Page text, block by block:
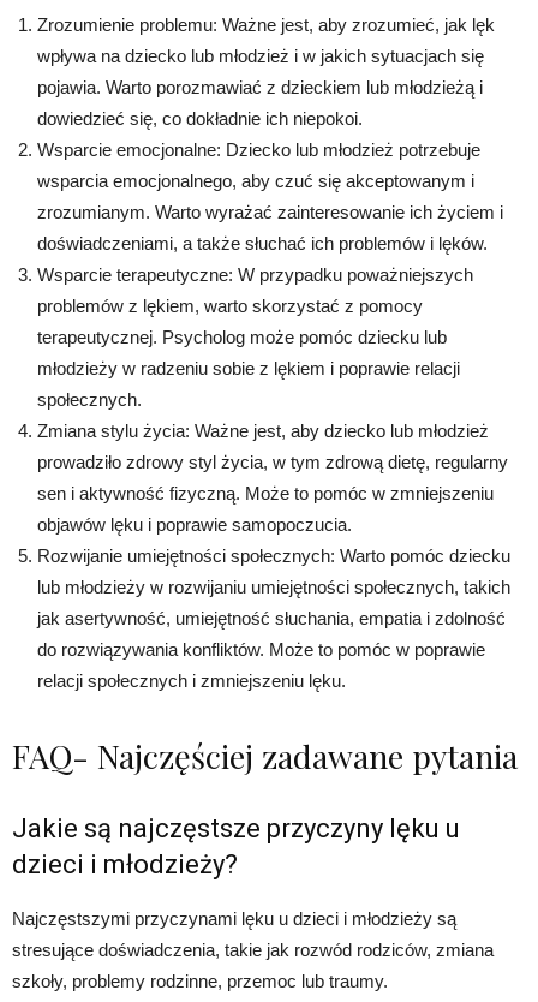
Zrozumienie problemu: Ważne jest, aby zrozumieć, jak lęk
wpływa na dziecko lub młodzież i w jakich sytuacjach się
pojawia. Warto porozmawiać z dzieckiem lub młodzieżą i
dowiedzieć się, co dokładnie ich niepokoi.
Wsparcie emocjonalne: Dziecko lub młodzież potrzebuje
wsparcia emocjonalnego, aby czuć się akceptowanym i
zrozumianym. Warto wyrażać zainteresowanie ich życiem i
doświadczeniami, a także słuchać ich problemów i lęków.
Wsparcie terapeutyczne: W przypadku poważniejszych
problemów z lękiem, warto skorzystać z pomocy
terapeutycznej. Psycholog może pomóc dziecku lub
młodzieży w radzeniu sobie z lękiem i poprawie relacji
społecznych.
Zmiana stylu życia: Ważne jest, aby dziecko lub młodzież
prowadziło zdrowy styl życia, w tym zdrową dietę, regularny
sen i aktywność fizyczną. Może to pomóc w zmniejszeniu
objawów lęku i poprawie samopoczucia.
Rozwijanie umiejętności społecznych: Warto pomóc dziecku
lub młodzieży w rozwijaniu umiejętności społecznych, takich
jak asertywność, umiejętność słuchania, empatia i zdolność
do rozwiązywania konfliktów. Może to pomóc w poprawie
relacji społecznych i zmniejszeniu lęku.
FAQ- Najczęściej zadawane pytania
Jakie są najczęstsze przyczyny lęku u
dzieci i młodzieży?
Najczęstszymi przyczynami lęku u dzieci i młodzieży są
stresujące doświadczenia, takie jak rozwód rodziców, zmiana
szkoły, problemy rodzinne, przemoc lub traumy.